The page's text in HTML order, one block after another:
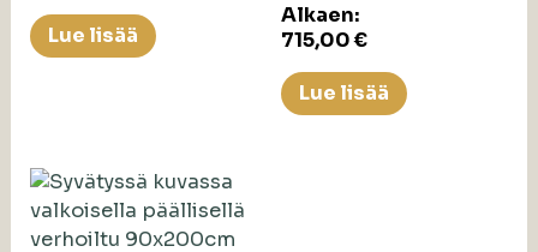
Lue lisää
Alkaen:
715,00€
Lue lisää